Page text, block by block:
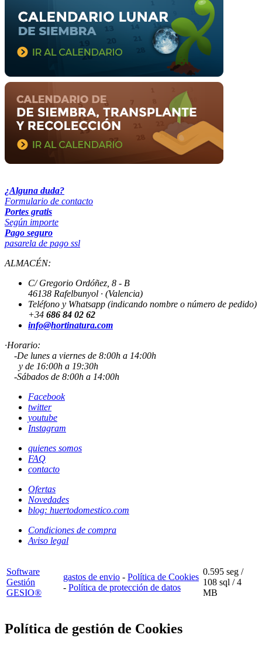
¿Alguna duda?
Formulario de contacto
Portes gratis
Según importe
Pago seguro
pasarela de pago ssl
ALMACÉN:
C/ Gregorio Ordóñez, 8 - B
46138 Rafelbunyol · (Valencia)
Teléfono y Whatsapp (indicando nombre o número de pedido)
+34 686 84 02 62
info@hortinatura.com
·Horario:
-De lunes a viernes de 8:00h a 14:00h
y de 16:00h a 19:30h
-Sábados de 8:00h a 14:00h
Facebook
twitter
youtube
Instagram
quienes somos
FAQ
contacto
Ofertas
Novedades
blog: huertodomestico.com
Condiciones de compra
Aviso legal
Software
Gestión
GESIO®
gastos de envio - Política de Cookies
- Política de protección de datos
0.595 seg /
108 sql / 4
MB
Política de gestión de Cookies